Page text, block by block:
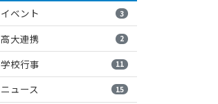
イベント 3
高大連携 2
学校行事 11
ニュース 15